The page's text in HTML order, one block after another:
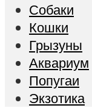
Собаки
Кошки
Грызуны
Аквариум
Попугаи
Экзотика